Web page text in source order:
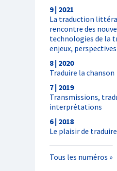
9 | 2021
La traduction
rencontre des
technologies de la
enjeux,
8 | 2020
Traduire la chanson
7 | 2019
Transmissions,
interprétations
6 | 2018
Le plaisir de traduire
Tous les numéros